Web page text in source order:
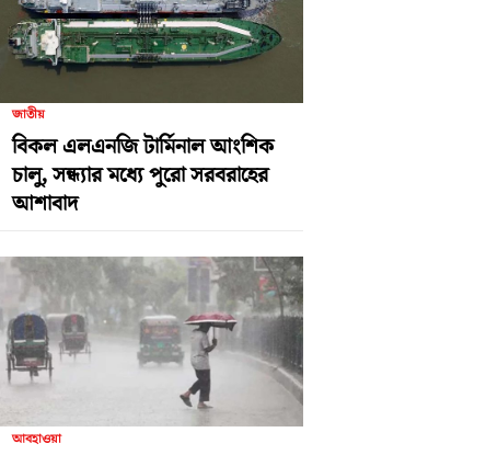
জাতীয়
বিকল এলএনজি টার্মিনাল আংশিক
চালু, সন্ধ্যার মধ্যে পুরো সরবরাহের
আশাবাদ
আবহাওয়া